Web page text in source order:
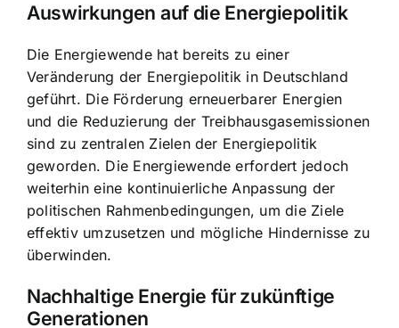
Auswirkungen auf die Energiepolitik
Die Energiewende hat bereits zu einer
Veränderung der Energiepolitik in Deutschland
geführt. Die Förderung erneuerbarer Energien
und die Reduzierung der Treibhausgasemissionen
sind zu zentralen Zielen der Energiepolitik
geworden. Die Energiewende erfordert jedoch
weiterhin eine kontinuierliche Anpassung der
politischen Rahmenbedingungen, um die Ziele
effektiv umzusetzen und mögliche Hindernisse zu
überwinden.
Nachhaltige Energie für zukünftige
Generationen